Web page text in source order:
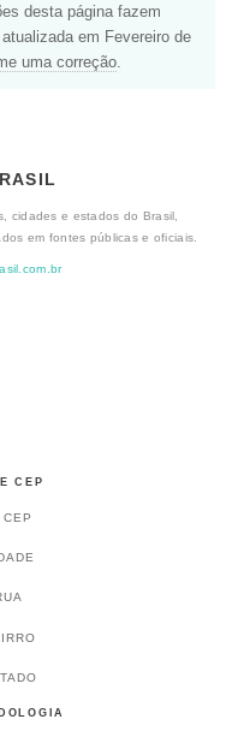
desta página fazem
, atualizada em Fevereiro de
uma correção
cidades e estados do Brasil,
em fontes públicas e oficiais.
CEP
CEP